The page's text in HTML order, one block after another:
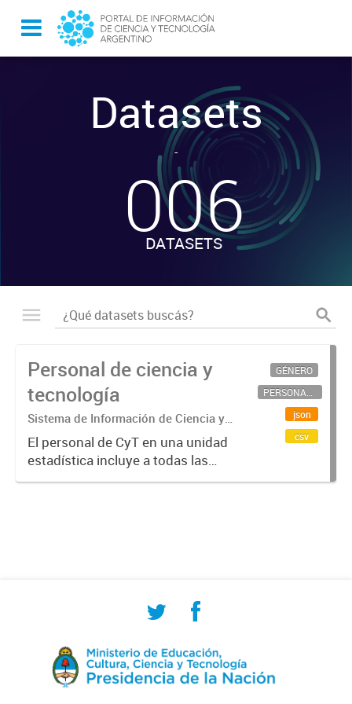
Datasets
-
006
DATASETS
Personal de ciencia y
tecnología
Sistema de Información de Ciencia y
Tecnología Argentino (SICYTAR)
El personal de CyT en una unidad
estadística incluye a todas las
personas involucradas
GÉNERO
PERSONAL CIENTÍFICO-TECNOLÓGICO
json
csv